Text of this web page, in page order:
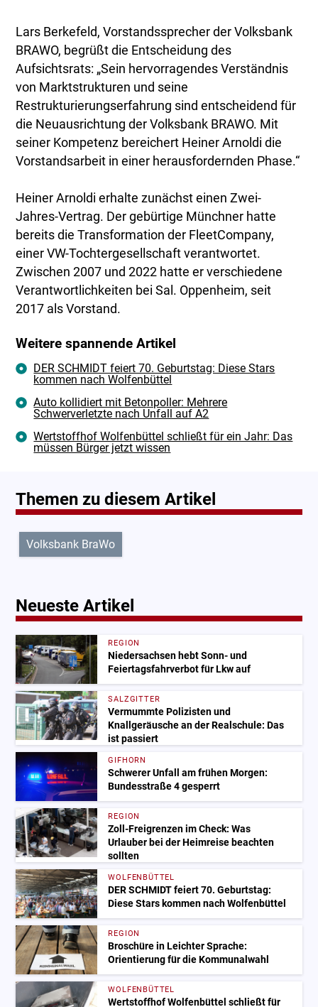
Lars Berkefeld, Vorstandssprecher der Volksbank
BRAWO, begrüßt die Entscheidung des
Aufsichtsrats: „Sein hervorragendes Verständnis
von Marktstrukturen und seine
Restrukturierungserfahrung sind entscheidend für
die Neuausrichtung der Volksbank BRAWO. Mit
seiner Kompetenz bereichert Heiner Arnoldi die
Vorstandsarbeit in einer herausfordernden Phase.“
Heiner Arnoldi erhalte zunächst einen Zwei-
Jahres-Vertrag. Der gebürtige Münchner hatte
bereits die Transformation der FleetCompany,
einer VW-Tochtergesellschaft verantwortet.
Zwischen 2007 und 2022 hatte er verschiedene
Verantwortlichkeiten bei Sal. Oppenheim, seit
2017 als Vorstand.
Weitere spannende Artikel
DER SCHMIDT feiert 70. Geburtstag: Diese Stars
kommen nach Wolfenbüttel
Auto kollidiert mit Betonpoller: Mehrere
Schwerverletzte nach Unfall auf A2
Wertstoffhof Wolfenbüttel schließt für ein Jahr: Das
müssen Bürger jetzt wissen
Themen zu diesem Artikel
Volksbank BraWo
Neueste Artikel
REGION
Niedersachsen hebt Sonn- und
Feiertagsfahrverbot für Lkw auf
SALZGITTER
Vermummte Polizisten und
Knallgeräusche an der Realschule: Das
ist passiert
GIFHORN
Schwerer Unfall am frühen Morgen:
Bundesstraße 4 gesperrt
REGION
Zoll-Freigrenzen im Check: Was
Urlauber bei der Heimreise beachten
sollten
WOLFENBÜTTEL
DER SCHMIDT feiert 70. Geburtstag:
Diese Stars kommen nach Wolfenbüttel
REGION
Broschüre in Leichter Sprache:
Orientierung für die Kommunalwahl
WOLFENBÜTTEL
Wertstoffhof Wolfenbüttel schließt für